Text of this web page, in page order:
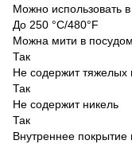
Можно использовать
До 250 °C/480°F
Можна мити в
Так
Не содержит тяжелых
Так
Не содержит никель
Так
Внутреннее